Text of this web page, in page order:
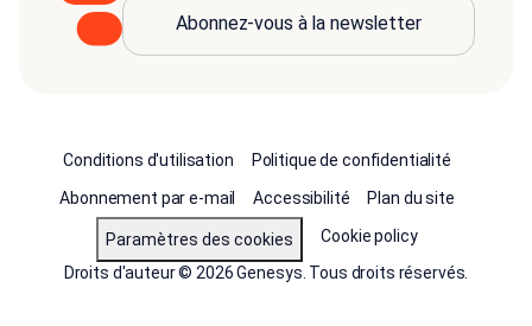
Abonnez-vous à la newsletter
Conditions d'utilisation
Politique de confidentialité
Abonnement par e-mail
Accessibilité Plan du site
Paramètres des cookies
Cookie policy
Droits d'auteur © 2026 Genesys. Tous droits réservés.